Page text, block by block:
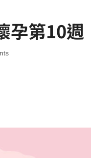
孕第10週